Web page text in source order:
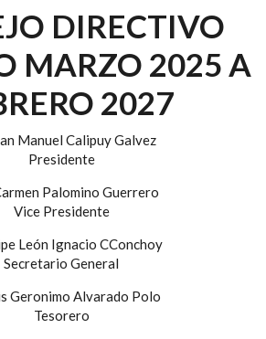
DIRECTIVO
MARZO 2025 A
2027
Manuel Calipuy Galvez
Presidente
Palomino Guerrero
Vice Presidente
León Ignacio CConchoy
Secretario General
Geronimo Alvarado Polo
Tesorero